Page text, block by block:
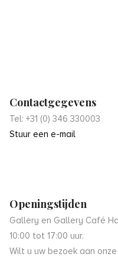
Contactgegevens
Tel: +31 (0) 346 330003
Stuur een e-mail
Openingstijden
Gallery en Gallery Café
10:00 tot 17:00 uur.
Wilt u uw bezoek aan